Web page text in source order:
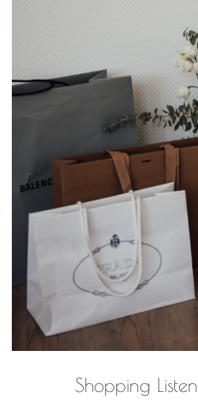
Shopping